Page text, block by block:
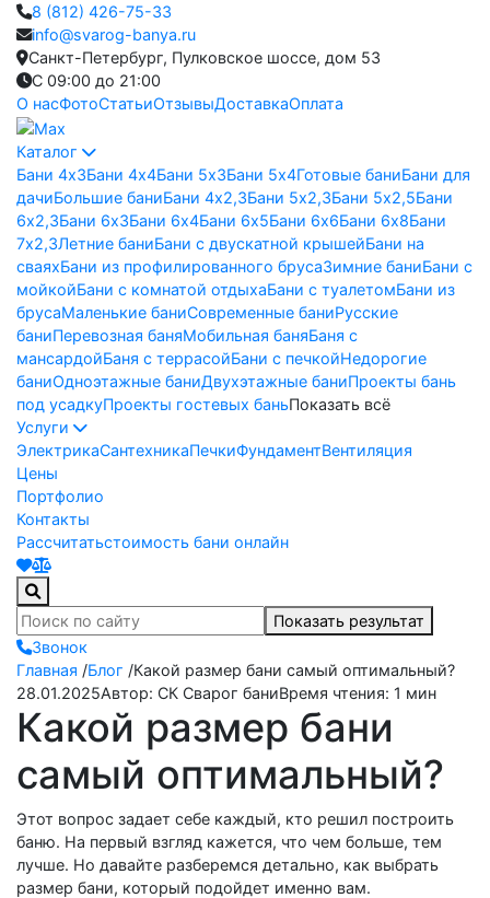
8 (812) 426-75-33
info@svarog-banya.ru
Санкт-Петербург, Пулковское шоссе, дом 53
C 09:00 до 21:00
О насФотоСтатьиОтзывыДоставкаОплата
Каталог
Бани 4х3Бани 4х4Бани 5х3Бани 5х4Готовые баниБани для
дачиБольшие баниБани 4х2,3Бани 5х2,3Бани 5х2,5Бани
6х2,3Бани 6х3Бани 6х4Бани 6х5Бани 6х6Бани 6х8Бани
7х2,3Летние баниБани с двускатной крышейБани на
сваяхБани из профилированного брусаЗимние баниБани с
мойкойБани с комнатой отдыхаБани с туалетомБани из
брусаМаленькие баниСовременные баниРусские
баниПеревозная баняМобильная баняБаня с
мансардойБаня с террасойБани с печкойНедорогие
баниОдноэтажные баниДвухэтажные баниПроекты бань
под усадкуПроекты гостевых баньПоказать всё
Услуги
ЭлектрикаСантехникаПечкиФундаментВентиляция
Цены
Портфолио
Контакты
Рассчитатьстоимость бани онлайн
Показать результат
Звонок
Главная /Блог /Какой размер бани самый оптимальный?
28.01.2025Автор: СК Сварог баниВремя чтения: 1 мин
Какой размер бани
самый оптимальный?
Этот вопрос задает себе каждый, кто решил построить
баню. На первый взгляд кажется, что чем больше, тем
лучше. Но давайте разберемся детально, как выбрать
размер бани, который подойдет именно вам.